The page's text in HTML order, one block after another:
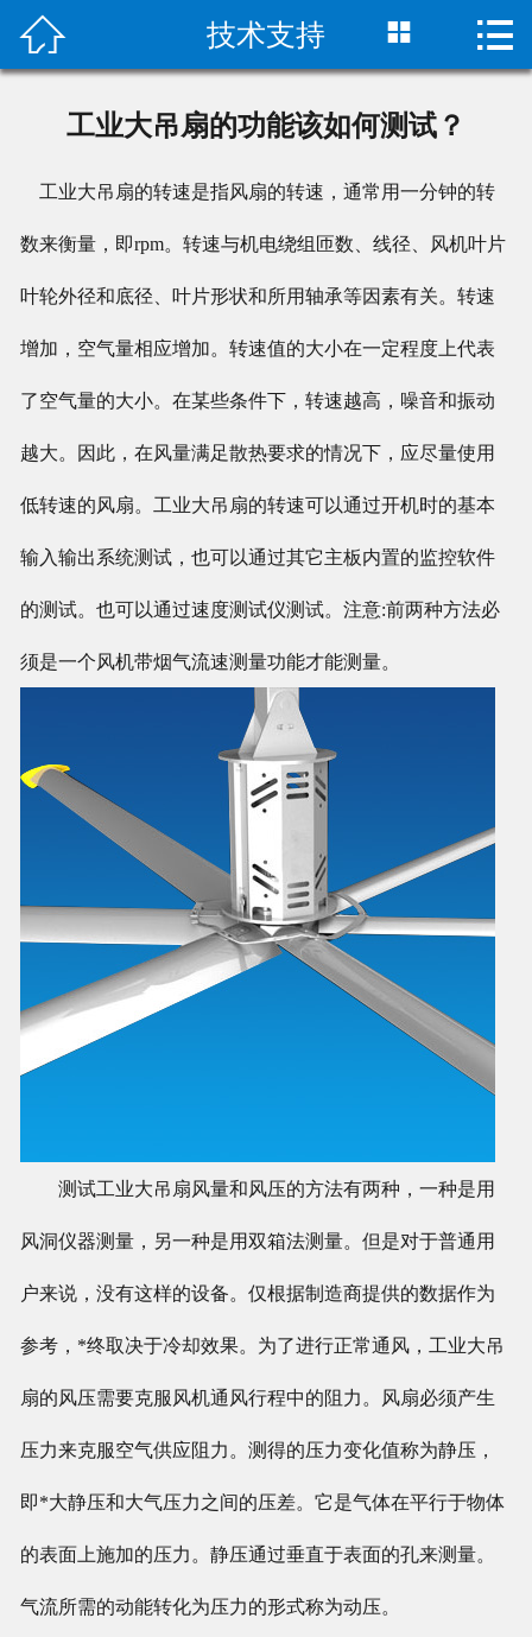
 首页
资质证书
关于我们
联系我们
 技术支持  
工业大吊扇的功能该如何测试？
工业大吊扇的转速是指风扇的转速，通常用一分钟的转
数来衡量，即rpm。转速与机电绕组匝数、线径、风机叶片
叶轮外径和底径、叶片形状和所用轴承等因素有关。转速
增加，空气量相应增加。转速值的大小在一定程度上代表
了空气量的大小。在某些条件下，转速越高，噪音和振动
越大。因此，在风量满足散热要求的情况下，应尽量使用
低转速的风扇。工业大吊扇的转速可以通过开机时的基本
输入输出系统测试，也可以通过其它主板内置的监控软件
的测试。也可以通过速度测试仪测试。注意:前两种方法必
须是一个风机带烟气流速测量功能才能测量。
测试工业大吊扇风量和风压的方法有两种，一种是用
风洞仪器测量，另一种是用双箱法测量。但是对于普通用
户来说，没有这样的设备。仅根据制造商提供的数据作为
参考，*终取决于冷却效果。为了进行正常通风，工业大吊
扇的风压需要克服风机通风行程中的阻力。风扇必须产生
压力来克服空气供应阻力。测得的压力变化值称为静压，
即*大静压和大气压力之间的压差。它是气体在平行于物体
的表面上施加的压力。静压通过垂直于表面的孔来测量。
气流所需的动能转化为压力的形式称为动压。